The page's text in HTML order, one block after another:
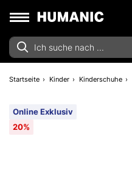
Startseite Kinder Kinderschuhe
Online Exklusiv
20%